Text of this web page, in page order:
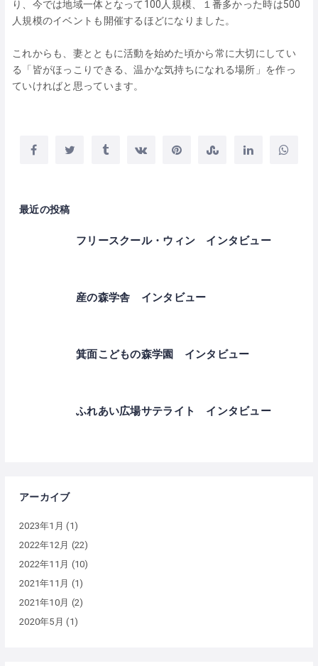
り、今では地域一体となって100人規模、１番多かった時は500
人規模のイベントも開催するほどになりました。
これからも、妻とともに活動を始めた頃から常に大切にしてい
る「皆がほっこりできる、温かな気持ちになれる場所」を作っ
ていければと思っています。
最近の投稿
フリースクール・ウィン インタビュー
産の森学舎 インタビュー
箕面こどもの森学園 インタビュー
ふれあい広場サテライト インタビュー
アーカイブ
2023年1月 (1)
2022年12月 (22)
2022年11月 (10)
2021年11月 (1)
2021年10月 (2)
2020年5月 (1)